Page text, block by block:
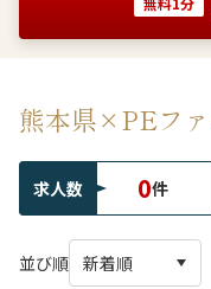
熊本県×PEフ
求人数 0件
並び順